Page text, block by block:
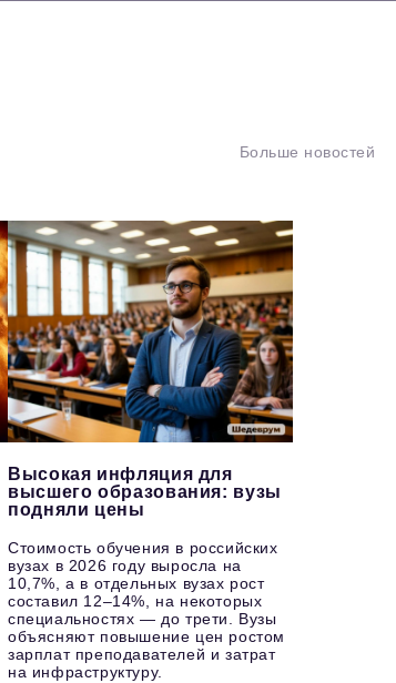
Больше новостей
Высокая инфляция для
высшего образования: вузы
подняли цены
Стоимость обучения в российских
вузах в 2026 году выросла на
10,7%, а в отдельных вузах рост
составил 12–14%, на некоторых
специальностях — до трети. Вузы
объясняют повышение цен ростом
зарплат преподавателей и затрат
на инфраструктуру.